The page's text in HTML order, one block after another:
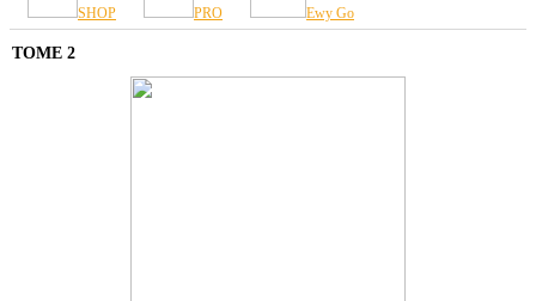
SHOP PRO Ewy Go
TOME 2